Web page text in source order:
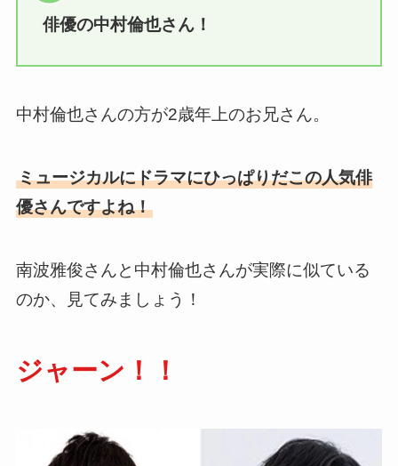
俳優の中村倫也さん！
中村倫也さんの方が2歳年上のお兄さん。
ミュージカルにドラマにひっぱりだこの人気俳
優さんですよね！
南波雅俊さんと中村倫也さんが実際に似ている
のか、見てみましょう！
ジャーン！！